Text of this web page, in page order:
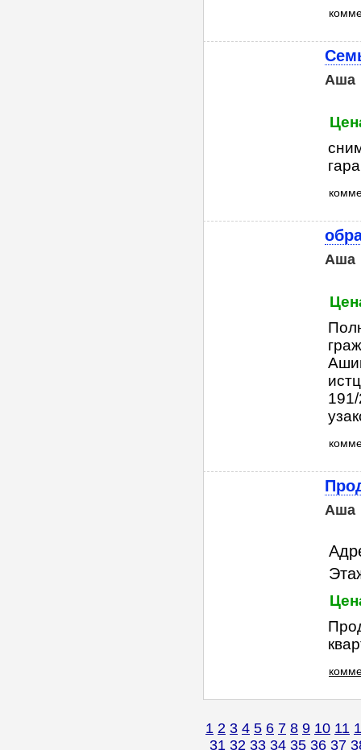
Аша
Аша
Аша
1 2 3 4 5 6 7 8 9 10 11
31 32 33 34 35 36 37